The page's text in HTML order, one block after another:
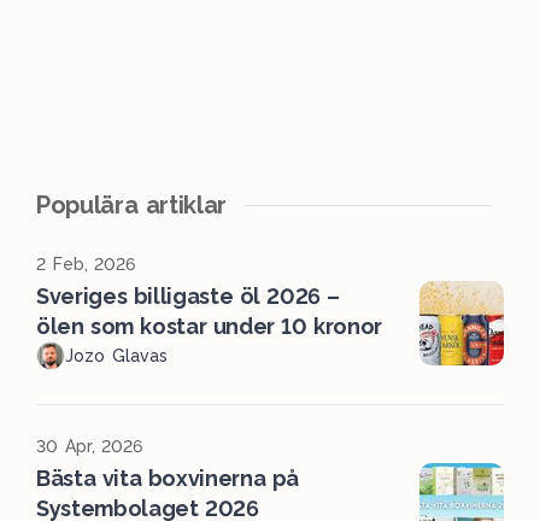
Populära artiklar
2 Feb, 2026
Sveriges billigaste öl 2026 –
ölen som kostar under 10 kronor
Jozo Glavas
30 Apr, 2026
Bästa vita boxvinerna på
Systembolaget 2026